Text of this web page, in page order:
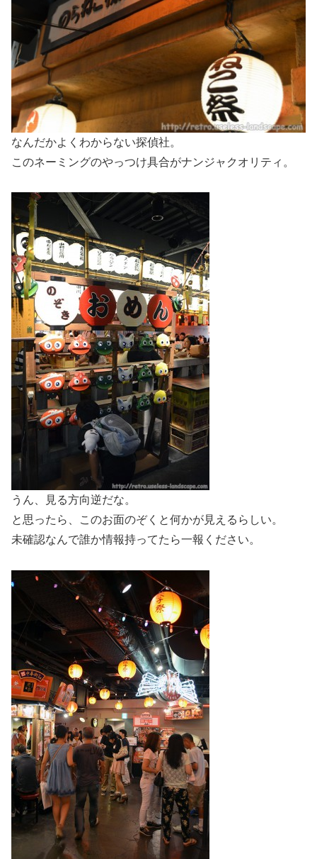
なんだかよくわからない探偵社。
このネーミングのやっつけ具合がナンジャクオリティ。
うん、見る方向逆だな。
と思ったら、このお面のぞくと何かが見えるらしい。
未確認なんで誰か情報持ってたら一報ください。